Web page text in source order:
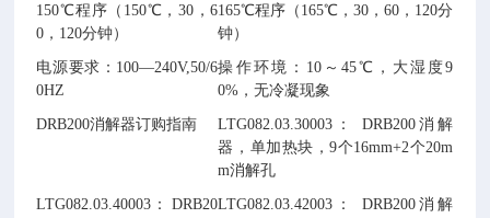
150℃程序（150℃，30，6
0，120分钟）
165℃程序（165℃，30，60，120分
钟）
电源要求：100―240V,50/6
0HZ
操作环境：10～45℃，大湿度9
0%，无冷凝现象
DRB200消解器订购指南
LTG082.03.30003： DRB200消解
器，单加热块，9个16mm+2个20m
m消解孔
LTG082.03.40003： DRB20LTG082.03.42003： DRB200消解